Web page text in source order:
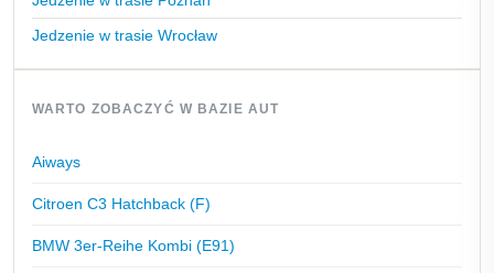
Jedzenie w trasie Wrocław
WARTO ZOBACZYĆ W BAZIE AUT
Aiways
Citroen C3 Hatchback (F)
BMW 3er-Reihe Kombi (E91)